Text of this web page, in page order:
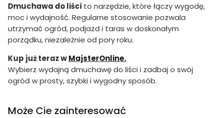
Dmuchawa do liści to narzędzie, które łączy wygodę,
moc i wydajność. Regularne stosowanie pozwala
utrzymać ogród, podjazd i taras w doskonałym
porządku, niezależnie od pory roku.
Kup już teraz wMajsterOnline.
Wybierz wydajną dmuchawę do liści i zadbaj o swój
ogród w prosty, szybki i wygodny sposób.
Może Cie zainteresować